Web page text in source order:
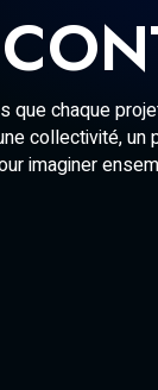
que chaque
collectivité,
imaginer